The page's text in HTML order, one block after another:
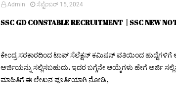
Admin ಸೆಪ್ಟೆಂಬರ್ 15, 2024
SSC GD CONSTABLE RECRUITMENT | SSC NEW
ಕೇಂದ್ರ ಸರಕಾರದಿಂದ ಟಾಪ್ ಸೆಲೆಕ್ಷನ್ ಕಮಿಷನ್ ವತಿಯಿಂದ ಹುದ್ದೆಗಳಿಗೆ
ಅರ್ಜಿಯನ್ನು ಸಲ್ಲಿಸಬಹುದು. ಇದರ ಬಗ್ಗೆನೇ ಆಯ್ಕೆಗಳು ಹೇಗೆ ಅರ್ಜಿ
ಮಾಹಿತಿಗೆ ಈ ಲೇಖನ ಪೂರ್ತಿಯಾಗಿ ನೋಡಿ,